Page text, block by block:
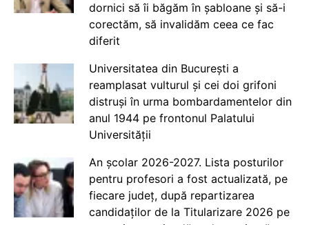
dornici să îi băgăm în șabloane și să-i
corectăm, să invalidăm ceea ce fac
diferit
Universitatea din București a
reamplasat vulturul și cei doi grifoni
distruși în urma bombardamentelor din
anul 1944 pe frontonul Palatului
Universității
An școlar 2026-2027. Lista posturilor
pentru profesori a fost actualizată, pe
fiecare județ, după repartizarea
candidaților de la Titularizare 2026 pe